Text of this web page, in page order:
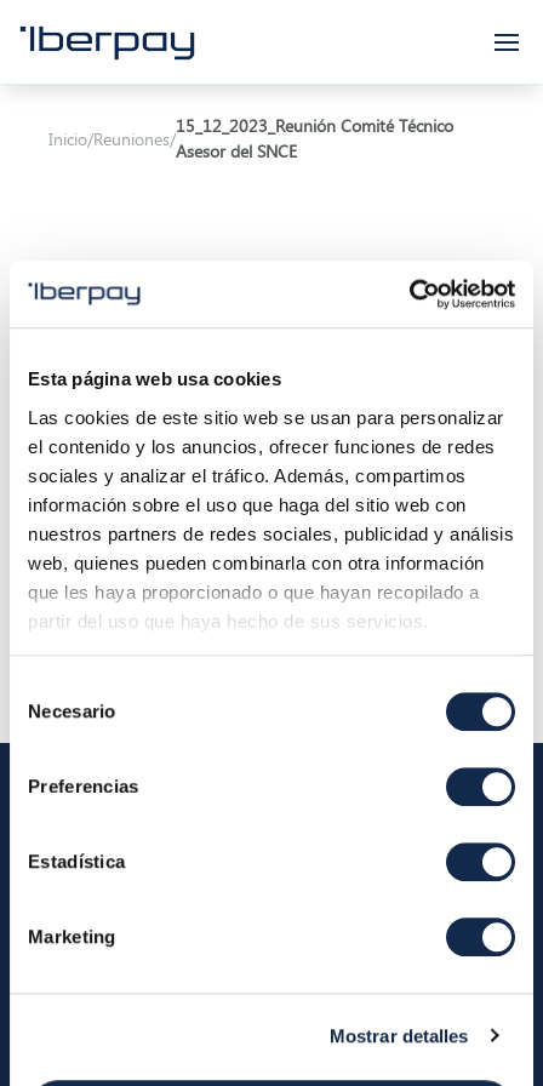
Esta página web usa cookies
Las cookies de este sitio web se usan para personalizar
el contenido y los anuncios, ofrecer funciones de redes
sociales y analizar el tráfico. Además, compartimos
información sobre el uso que haga del sitio web con
nuestros partners de redes sociales, publicidad y análisis
web, quienes pueden combinarla con otra información
que les haya proporcionado o que hayan recopilado a
partir del uso que haya hecho de sus servicios.
consentimiento
Necesario
Preferencias
Estadística
Marketing
Mostrar detalles
Iberpay
Inicio/Reuniones/
15_12_2023_Reunión Comité Técnico
Asesor del SNCE
Inicio de la reunión:15/12/2023 11:00
Final de la reunión:28/08/2023 13:30
Localización:Calle Marqués de Villamagna 6, 3ª
planta 28001 Madrid (Oficina Iberpay) - Consejo
de Administración
Descripción:
Iberpay
About us